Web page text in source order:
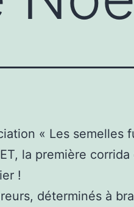
« Les semelles
la première
!
déterminés à